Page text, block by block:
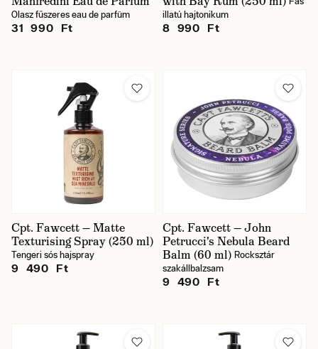
Olasz fűszeres eau de parfüm
31 990 Ft
illatú hajtonikum
8 990 Ft
Cpt. Fawcett — Matte
Texturising Spray (250 ml)
Tengeri sós hajspray
9 490 Ft
Cpt. Fawcett — John
Petrucci's Nebula Beard
Balm (60 ml) Rocksztár
szakállbalzsam
9 490 Ft